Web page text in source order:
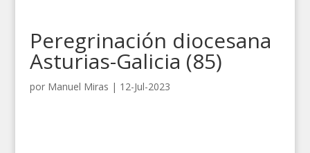
Peregrinación diocesana
Asturias-Galicia (85)
por Manuel Miras | 12-Jul-2023